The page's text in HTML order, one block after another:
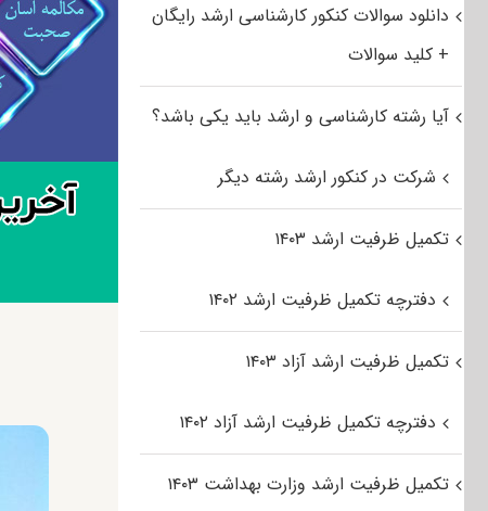
دانلود سوالات کنکور کارشناسی ارشد رایگان
+ کلید سوالات
آیا رشته کارشناسی و ارشد باید یکی باشد؟
شرکت در کنکور ارشد رشته دیگر
تکمیل ظرفیت ارشد ۱۴۰۳
دفترچه تکمیل ظرفیت ارشد ۱۴۰۲
تکمیل ظرفیت ارشد آزاد ۱۴۰۳
دفترچه تکمیل ظرفیت ارشد آزاد ۱۴۰۲
تکمیل ظرفیت ارشد وزارت بهداشت ۱۴۰۳